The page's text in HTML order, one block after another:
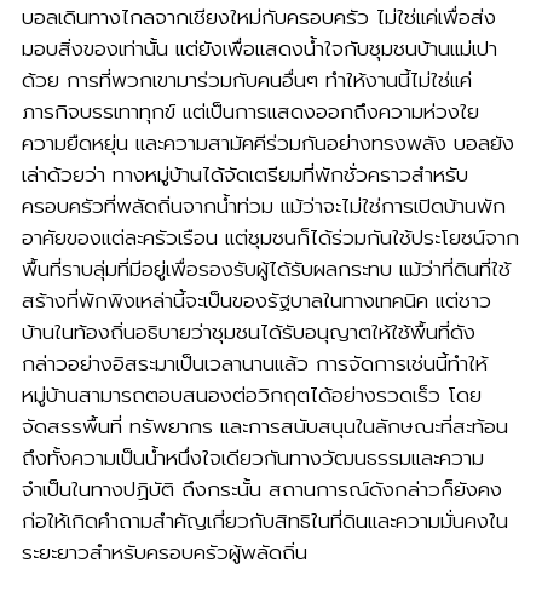
บอลเดินทางไกลจากเชียงใหม่กับครอบครัว ไม่ใช่แค่เพื่อส่ง
มอบสิ่งของเท่านั้น แต่ยังเพื่อแสดงน้ำใจกับชุมชนบ้านแม่เปา
ด้วย การที่พวกเขามาร่วมกับคนอื่นๆ ทำให้งานนี้ไม่ใช่แค่
ภารกิจบรรเทาทุกข์ แต่เป็นการแสดงออกถึงความห่วงใย
ความยืดหยุ่น และความสามัคคีร่วมกันอย่างทรงพลัง บอลยัง
เล่าด้วยว่า ทางหมู่บ้านได้จัดเตรียมที่พักชั่วคราวสำหรับ
ครอบครัวที่พลัดถิ่นจากน้ำท่วม แม้ว่าจะไม่ใช่การเปิดบ้านพัก
อาศัยของแต่ละครัวเรือน แต่ชุมชนก็ได้ร่วมกันใช้ประโยชน์จาก
พื้นที่ราบลุ่มที่มีอยู่เพื่อรองรับผู้ได้รับผลกระทบ แม้ว่าที่ดินที่ใช้
สร้างที่พักพิงเหล่านี้จะเป็นของรัฐบาลในทางเทคนิค แต่ชาว
บ้านในท้องถิ่นอธิบายว่าชุมชนได้รับอนุญาตให้ใช้พื้นที่ดัง
กล่าวอย่างอิสระมาเป็นเวลานานแล้ว การจัดการเช่นนี้ทำให้
หมู่บ้านสามารถตอบสนองต่อวิกฤตได้อย่างรวดเร็ว โดย
จัดสรรพื้นที่ ทรัพยากร และการสนับสนุนในลักษณะที่สะท้อน
ถึงทั้งความเป็นน้ำหนึ่งใจเดียวกันทางวัฒนธรรมและความ
จำเป็นในทางปฏิบัติ ถึงกระนั้น สถานการณ์ดังกล่าวก็ยังคง
ก่อให้เกิดคำถามสำคัญเกี่ยวกับสิทธิในที่ดินและความมั่นคงใน
ระยะยาวสำหรับครอบครัวผู้พลัดถิ่น